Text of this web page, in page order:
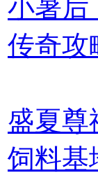
小暑后
传奇攻
盛夏尊
饲料基